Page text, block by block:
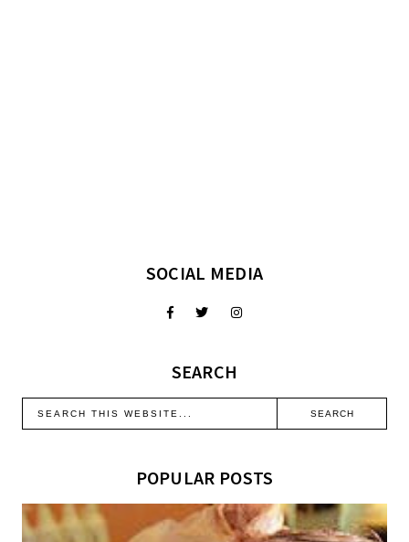
SOCIAL MEDIA
SEARCH
POPULAR POSTS